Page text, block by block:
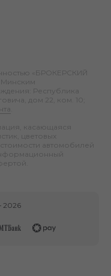
«БРОКЕРСКИЙ
Республика
дом 22, ком. 10;
касающаяся
цветовых
стоимости автомобилей
2026